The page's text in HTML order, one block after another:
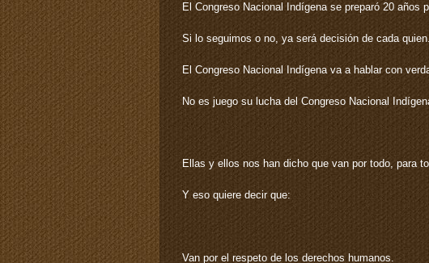
El Congreso Nacional Indígena se preparó 20 años
Si lo seguimos o no, ya será decisión de cada quien.
El Congreso Nacional Indígena va a hablar con
No es juego su lucha del Congreso Nacional
Ellas y ellos nos han dicho que van por todo, para
Y eso quiere decir que:
Van por el respeto de los derechos humanos.